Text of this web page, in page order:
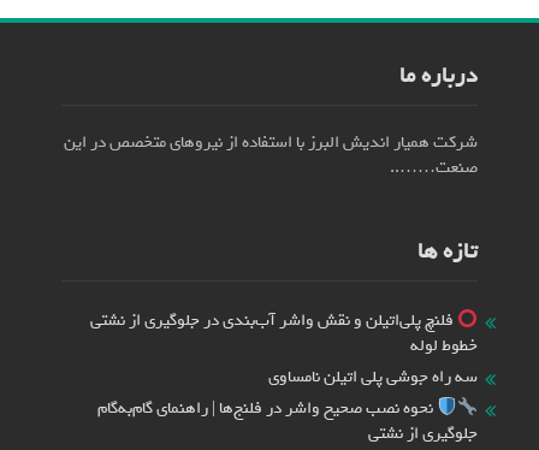
درباره ما
شرکت همیار اندیش البرز با استفاده از نیروهای متخصص در این
صنعت……..
تازه ها
فلنچ پلی‌اتیلن و نقش واشر آب‌بندی در جلوگیری از نشتی
خطوط لوله
سه راه جوشی پلی اتیلن نامساوی
نحوه نصب صحیح واشر در فلنج‌ها | راهنمای گام‌به‌گام
جلوگیری از نشتی